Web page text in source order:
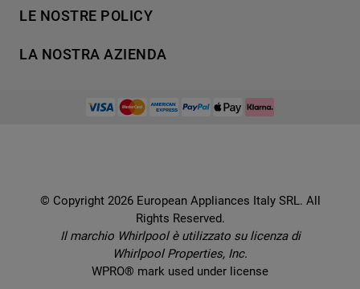
Cottura
Aria condizionata
Ricette
Supporto
Contatti
Service locator
Domande frequenti
Sul sicuro
LE NOSTRE POLICY
Cookie Policy
Etichette energetiche e schede prodotto
Codice etico
Dichiarazione di accessibilità
Preferenze Cookie
LA NOSTRA AZIENDA
Lavora con noi
© Copyright 2026 European Appliances Italy SRL. All
Rights Reserved.
Il marchio Whirlpool è utilizzato su licenza di
Whirlpool Properties, Inc.
WPRO® mark used under license